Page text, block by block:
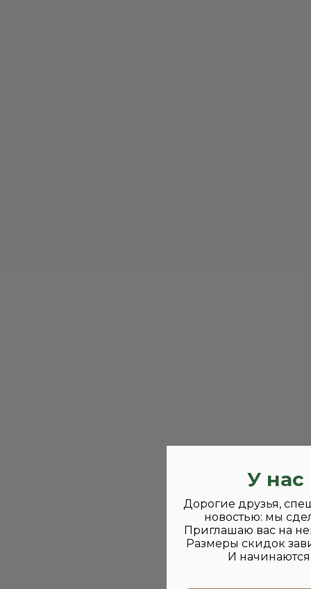
У нас
Дорогие друзья,
новостью: мы
Приглашаю вас на
Размеры скидок
И начинаются